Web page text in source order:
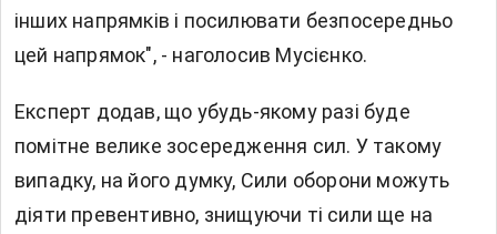
інших напрямків і посилювати безпосередньо
цей напрямок", - наголосив Мусієнко.
Експерт додав, що убудь-якому разі буде
помітне велике зосередження сил. У такому
випадку, на його думку, Сили оборони можуть
діяти превентивно, знищуючи ті сили ще на